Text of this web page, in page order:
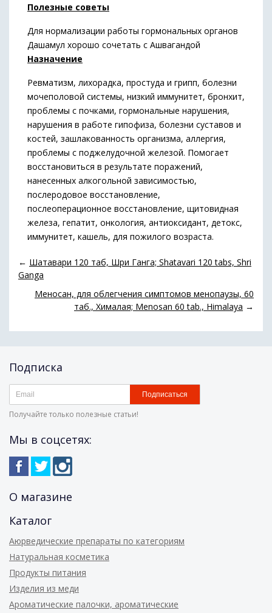
Полезные советы
Для нормализации работы гормональных органов
Дашамул хорошо сочетать с Ашвагандой
Назначение
Ревматизм, лихорадка, простуда и грипп, болезни
мочеполовой системы, низкий иммунитет, бронхит,
проблемы с почками, гормональные нарушения,
нарушения в работе гипофиза, болезни суставов и
костей, зашлакованность организма, аллергия,
проблемы с поджелудочной железой. Помогает
восстановиться в результате поражений,
нанесенных алкогольной зависимостью,
послеродовое восстановление,
послеоперационное восстановление, щитовидная
железа, гепатит, онкология, антиоксидант, детокс,
иммунитет, кашель, для пожилого возраста.
← Шатавари 120 таб, Шри Ганга; Shatavari 120 tabs, Shri
Ganga
Меносан, для облегчения симптомов менопаузы, 60
таб., Хималая; Menosan 60 tab., Himalaya →
Подписка
Подписаться
Получайте только полезные статьи!
Мы в соцсетях:
О магазине
Каталог
Аюрведические препараты по категориям
Натуральная косметика
Продукты питания
Изделия из меди
Ароматические палочки, ароматические